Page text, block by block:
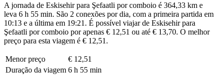
A jornada de Eskisehir para Şefaatli por comboio é 364,33 km e
leva 6 h 55 min. São 2 conexões por dia, com a primeira partida em
10:13 e a última em 19:21. É possível viajar de Eskisehir para
Şefaatli por comboio por apenas € 12,51 ou até € 13,70. O melhor
preço para esta viagem é € 12,51.
Menor preço
€ 12,51
Duração da viagem 6 h 55 min